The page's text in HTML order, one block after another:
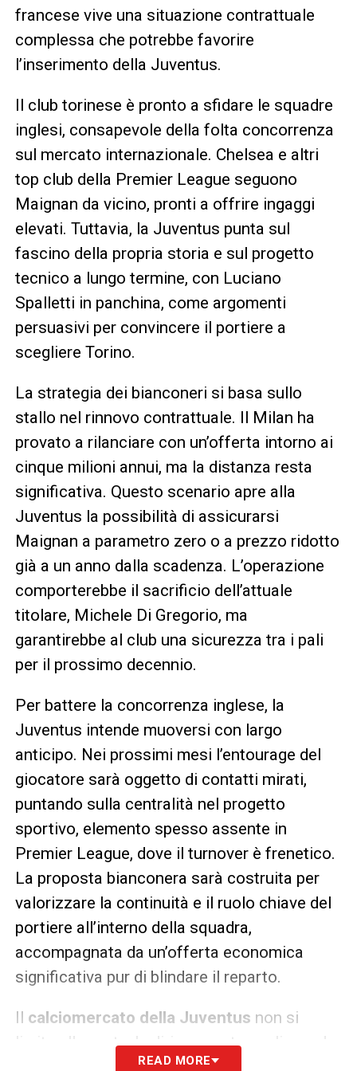
francese vive una situazione contrattuale
complessa che potrebbe favorire
l’inserimento della Juventus.
Il club torinese è pronto a sfidare le squadre
inglesi, consapevole della folta concorrenza
sul mercato internazionale. Chelsea e altri
top club della Premier League seguono
Maignan da vicino, pronti a offrire ingaggi
elevati. Tuttavia, la Juventus punta sul
fascino della propria storia e sul progetto
tecnico a lungo termine, con Luciano
Spalletti in panchina, come argomenti
persuasivi per convincere il portiere a
scegliere Torino.
La strategia dei bianconeri si basa sullo
stallo nel rinnovo contrattuale. Il Milan ha
provato a rilanciare con un’offerta intorno ai
cinque milioni annui, ma la distanza resta
significativa. Questo scenario apre alla
Juventus la possibilità di assicurarsi
Maignan a parametro zero o a prezzo ridotto
già a un anno dalla scadenza. L’operazione
comporterebbe il sacrificio dell’attuale
titolare, Michele Di Gregorio, ma
garantirebbe al club una sicurezza tra i pali
per il prossimo decennio.
Per battere la concorrenza inglese, la
Juventus intende muoversi con largo
anticipo. Nei prossimi mesi l’entourage del
giocatore sarà oggetto di contatti mirati,
puntando sulla centralità nel progetto
sportivo, elemento spesso assente in
Premier League, dove il turnover è frenetico.
La proposta bianconera sarà costruita per
valorizzare la continuità e il ruolo chiave del
portiere all’interno della squadra,
accompagnata da un’offerta economica
significativa pur di blindare il reparto.
Il calciomercato della Juventus non si
limita alla porta: la dirigenza sta analizzando
anche altri reparti per programmare rinforzi
READ MORE